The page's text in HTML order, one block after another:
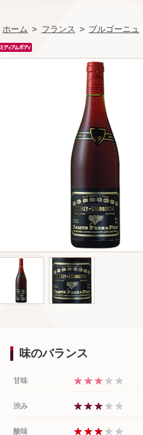
ホーム > フランス > ブルゴーニュ
味のバランス
甘味
渋み
酸味